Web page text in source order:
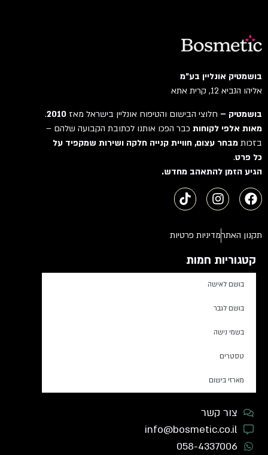
בושמטיק אונליין בע"מ
אליהו הנביא 12, קרית אתא
בושמטיק –חלוצי הבישום והטיפוח אונליין בישראל מאז2010
.
מאות אלפי לקוחותכבר הפכו אותנו לכתובת הקבועה שלהם –
בזכותמבחר עצום, חוויית קנייה חלקה ושירות שמקפיד על
כל פרט.
הגיע הזמן להתאהב מחדש.
תקנון האתרמדיניות פרטיות
קטגוריות חמות
בושם לאישה
בושם לגבר
בשמי נישה
טסטרים
מארזי בישום
צור קשר
info@bosmetic.co.il
058-4337006